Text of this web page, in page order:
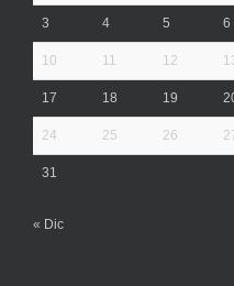
3 4 5 6
10 11 12
17 18 19
24 25 26
31
« Dic